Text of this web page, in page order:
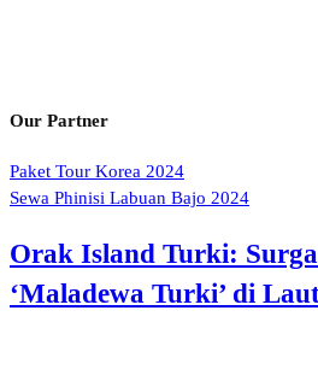
Our Partner
Paket Tour Korea 2024
Sewa Phinisi Labuan Bajo 2024
Orak Island Turki:
‘Maladewa Turki’ di